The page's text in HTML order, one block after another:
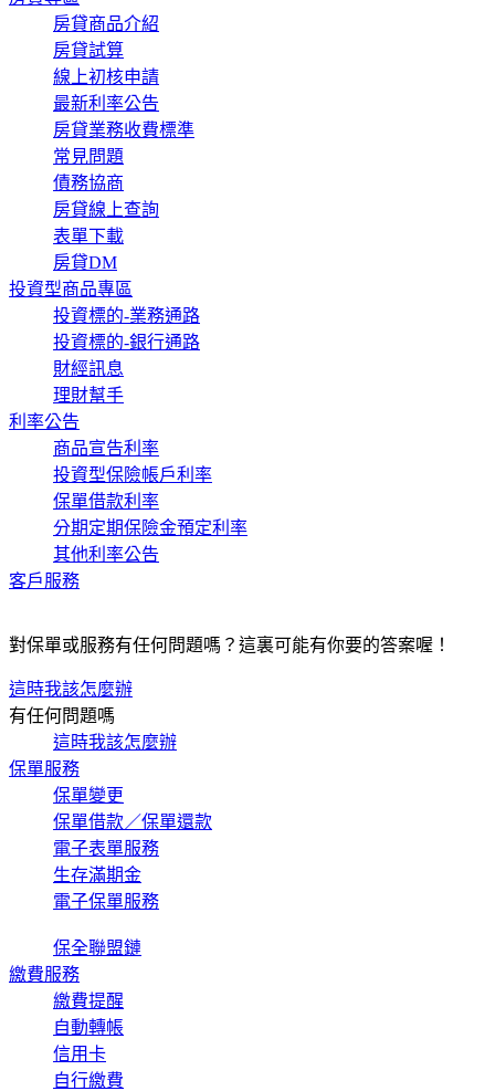
房貸商品介紹
房貸試算
線上初核申請
最新利率公告
房貸業務收費標準
常見問題
債務協商
房貸線上查詢
表單下載
房貸DM
投資型商品專區
投資標的-業務通路
投資標的-銀行通路
財經訊息
理財幫手
利率公告
商品宣告利率
投資型保險帳戶利率
保單借款利率
分期定期保險金預定利率
其他利率公告
客戶服務
對保單或服務有任何問題嗎？這裏可能有你要的答案喔！
這時我該怎麼辦
有任何問題嗎
這時我該怎麼辦
保單服務
保單變更
保單借款／保單還款
電子表單服務
生存滿期金
電子保單服務
保全聯盟鏈
繳費服務
繳費提醒
自動轉帳
信用卡
自行繳費